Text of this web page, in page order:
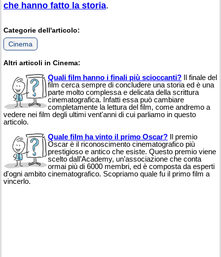
che hanno fatto la storia.
Categorie dell'articolo:
Cinema
Altri articoli in Cinema:
Quali film hanno i finali più scioccanti? Il finale del
film cerca sempre di concludere una storia ed è una
parte molto complessa e delicata della scrittura
cinematografica. Infatti essa può cambiare
completamente la lettura del film, come andremo a
vedere nei film degli ultimi vent'anni di cui parliamo in questo
articolo.
Quale film ha vinto il primo Oscar? Il premio
Oscar è il riconoscimento cinematografico più
prestigioso e antico che esiste. Questo premio viene
scelto dall’Academy, un’associazione che conta
ormai più di 6000 membri, ed è composta da esperti
d'ogni ambito cinematografico. Scopriamo quale fu il primo film a
vincerlo.